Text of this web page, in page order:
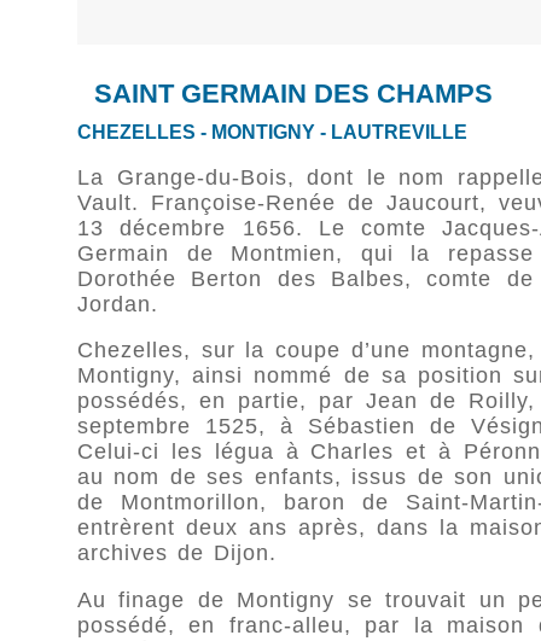
SAINT GERMAIN DES CHAMPS
CHEZELLES - MONTIGNY - LAUTREVILLE
La Grange-du-Bois, dont le nom
Vault. Françoise-Renée de Jaucourt,
13 décembre 1656. Le comte
Germain de Montmien, qui la
Dorothée Berton des Balbes, comte
Jordan.
Chezelles, sur la coupe d’une
Montigny, ainsi nommé de sa position
possédés, en partie, par Jean de
septembre 1525, à Sébastien de
Celui-ci les légua à Charles et à
au nom de ses enfants, issus de son
de Montmorillon, baron de Saint-
entrèrent deux ans après, dans la
archives de Dijon.
Au finage de Montigny se trouvait un
possédé, en franc-alleu, par la